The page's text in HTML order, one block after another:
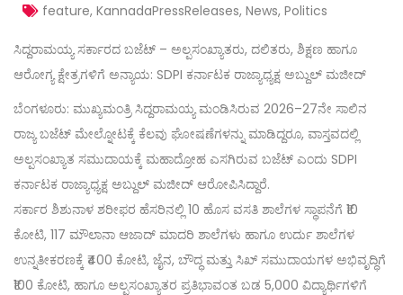
feature, KannadaPressReleases, News, Politics
ಸಿದ್ದರಾಮಯ್ಯ ಸರ್ಕಾರದ ಬಜೆಟ್ – ಅಲ್ಪಸಂಖ್ಯಾತರು, ದಲಿತರು, ಶಿಕ್ಷಣ ಹಾಗೂ
ಆರೋಗ್ಯ ಕ್ಷೇತ್ರಗಳಿಗೆ ಅನ್ಯಾಯ: SDPI ಕರ್ನಾಟಕ ರಾಜ್ಯಾಧ್ಯಕ್ಷ ಅಬ್ದುಲ್ ಮಜೀದ್
ಬೆಂಗಳೂರು: ಮುಖ್ಯಮಂತ್ರಿ ಸಿದ್ದರಾಮಯ್ಯ ಮಂಡಿಸಿರುವ 2026–27ನೇ ಸಾಲಿನ
ರಾಜ್ಯ ಬಜೆಟ್ ಮೇಲ್ನೋಟಕ್ಕೆ ಕೆಲವು ಘೋಷಣೆಗಳನ್ನು ಮಾಡಿದ್ದರೂ, ವಾಸ್ತವದಲ್ಲಿ
ಅಲ್ಪಸಂಖ್ಯಾತ ಸಮುದಾಯಕ್ಕೆ ಮಹಾದ್ರೋಹ ಎಸಗಿರುವ ಬಜೆಟ್ ಎಂದು SDPI
ಕರ್ನಾಟಕ ರಾಜ್ಯಾಧ್ಯಕ್ಷ ಅಬ್ದುಲ್ ಮಜೀದ್ ಆರೋಪಿಸಿದ್ದಾರೆ.
ಸರ್ಕಾರ ಶಿಶುನಾಳ ಶರೀಫರ ಹೆಸರಿನಲ್ಲಿ 10 ಹೊಸ ವಸತಿ ಶಾಲೆಗಳ ಸ್ಥಾಪನೆಗೆ ₹10
ಕೋಟಿ, 117 ಮೌಲಾನಾ ಆಜಾದ್ ಮಾದರಿ ಶಾಲೆಗಳು ಹಾಗೂ ಉರ್ದು ಶಾಲೆಗಳ
ಉನ್ನತೀಕರಣಕ್ಕೆ ₹400 ಕೋಟಿ, ಜೈನ, ಬೌದ್ಧ ಮತ್ತು ಸಿಖ್ ಸಮುದಾಯಗಳ ಅಭಿವೃದ್ಧಿಗೆ
₹100 ಕೋಟಿ, ಹಾಗೂ ಅಲ್ಪಸಂಖ್ಯಾತರ ಪ್ರತಿಭಾವಂತ ಬಡ 5,000 ವಿದ್ಯಾರ್ಥಿಗಳಿಗೆ